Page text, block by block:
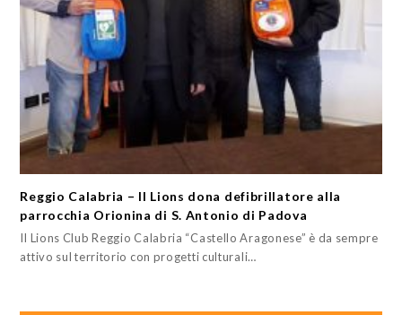
Reggio Calabria – Il Lions dona defibrillatore alla
parrocchia Orionina di S. Antonio di Padova
Il Lions Club Reggio Calabria “Castello Aragonese” è da sempre
attivo sul territorio con progetti culturali…